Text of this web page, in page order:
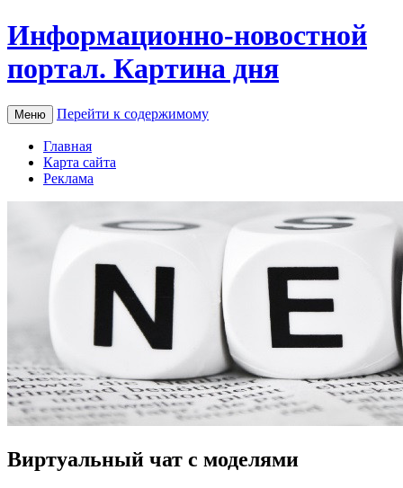
Информационно-новостной
портал. Картина дня
Меню Перейти к содержимому
Главная
Карта сайта
Реклама
Виртуальный чат с моделями